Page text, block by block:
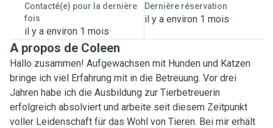
Contacté(e) pour la dernière
fois
il y a environ 1 mois
Dernière réservation
il y a environ 1 mois
A propos de Coleen
Hallo zusammen! Aufgewachsen mit Hunden und Katzen
bringe ich viel Erfahrung mit in die Betreuung. Vor drei
Jahren habe ich die Ausbildung zur Tierbetreuerin
erfolgreich absolviert und arbeite seit diesem Zeitpunkt
voller Leidenschaft für das Wohl von Tieren. Bei mir erhält